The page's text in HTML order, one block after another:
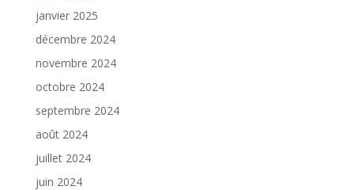
janvier 2025
décembre 2024
novembre 2024
octobre 2024
septembre 2024
août 2024
juillet 2024
juin 2024